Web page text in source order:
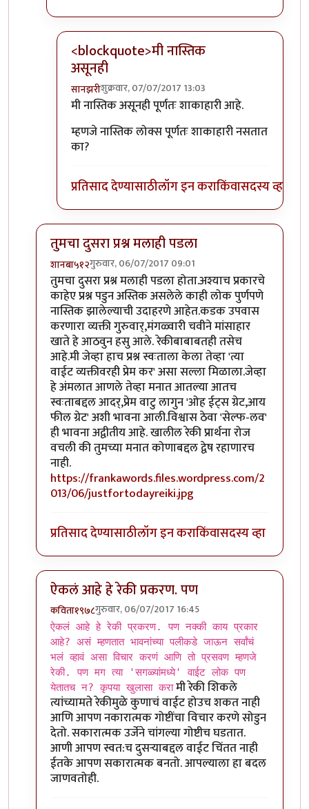
<blockquote>मी नास्तिक
असूनही
सानझरीशुक्रवार, 07/07/2017 13:03
In reply toमी नास्तिक असूनही पूर्णतःby
मी नास्तिक असूनही पूर्णतः शाकाहारी आहे.
म्हणजे नास्तिक लोक्स पूर्णतः शाकाहारी नसतात
का?
प्रतिसाद देण्यासाठीलॉग इन कराकिंवासदस्य व्हा
तुमचा दुसरा प्रश्न मलाही पडला
शानबा५१२गुरुवार, 06/07/2017 09:01
In reply toऐकलं आहे हे रेकी प्रकरण. पणbyज्योति अळवणी
तुमचा दुसरा प्रश्न मलाही पडला होता.अश्याच प्रकारचे
काहेए प्रश्न पडुन अस्तिक असलेले काही लोक पुर्णपणे
नास्तिक झालेल्याची उदाहरणे आहेत.कडक उपवास
करणारा व्यक्ती गुरुवार्,मंगळ्वारी चवीने मांसाहार
खाते हे आठवुन हसु आले. रेकीबाबाबतही तसेच
आहे.मी जेव्हा हाच प्रश्न स्वःताला केला तेव्हा 'त्या
वाईट व्यक्तीवरही प्रेम कर' असा सल्ला मिळाला.जेव्हा
हे अंमलात आणले तेव्हा मनात आतल्या आतच
स्वःताबद्दल आदर्,प्रेम वाटु लागुन 'ओह ईट्स ग्रेट,आय
फील ग्रेट' अशी भावना आली.विश्वास ठेवा 'सेल्फ-लव'
ही भावना अद्वीतीय आहे. खालील रेकी प्रार्थना रोज
वचली की तुमच्या मनात कोणाबद्दल द्वेष रहाणारच
नाही.
https://frankawords.files.wordpress.com/2
013/06/justfortodayreiki.jpg
प्रतिसाद देण्यासाठीलॉग इन कराकिंवासदस्य व्हा
ऐकलं आहे हे रेकी प्रकरण. पण
कविता१९७८गुरुवार, 06/07/2017 16:45
In reply to ऐकलं आहे हे रेकी प्रकरण. पणbyज्योति अळवणी
ऐकलं आहे हे रेकी प्रकरण. पण नक्की काय प्रकार
आहे? असं म्हणतात भावनांच्या पलीकडे जाऊन सर्वांचं
भलं व्हावं असा विचार करणं आणि तो प्रसवण म्हणजे
रेकी. पण मग त्या 'सगळ्यांमध्ये' वाईट लोक पण
येतातच न? कृपया खुलासा करामी रेकी शिकले
त्यांच्यामते रेकीमुळे कुणाचं वाईट होउच शकत नाही
आणि आपण नकारात्मक गोष्टींचा विचार करणे सोडुन
देतो. सकारात्मक उर्जेने चांगल्या गोष्टीच घडतात.
आणी आपण स्वत:च दुसर्‍याबद्दल वाईट चिंतत नाही
ईतके आपण सकारात्मक बनतो. आपल्याला हा बदल
जाणवतोही.